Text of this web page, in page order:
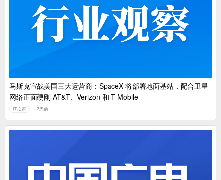
马斯克宣战美国三大运营商：SpaceX 将部署地面基站，配合卫星
网络正面硬刚 AT&T、Verizon 和 T-Mobile
IT之家 2天前